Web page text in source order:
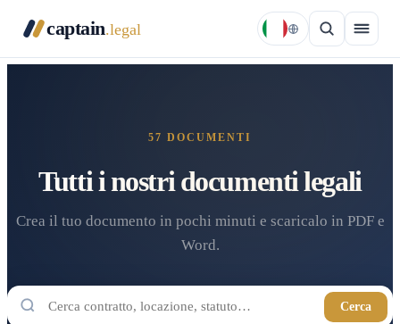
captain.legal
57 DOCUMENTI
Tutti i nostri documenti legali
Crea il tuo documento in pochi minuti e scaricalo in PDF e
Word.
Cerca